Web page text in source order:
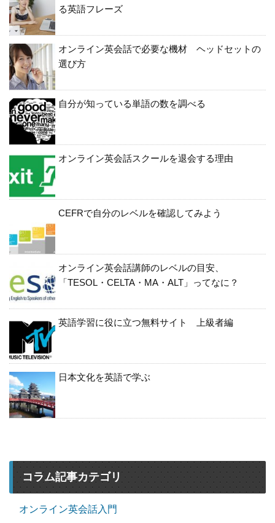
る英語フレーズ
オンライン英会話で必要な機材 ヘッドセットの
選び方
自分が知っている単語の数を調べる
オンライン英会話スクールを退会する理由
CEFRで自分のレベルを確認してみよう
オンライン英会話講師のレベルの目安、
「TESOL・CELTA・MA・ALT」ってなに？
英語学習に役に立つ無料サイト 上級者編
日本文化を英語で学ぶ
コラム記事カテゴリ
オンライン英会話入門